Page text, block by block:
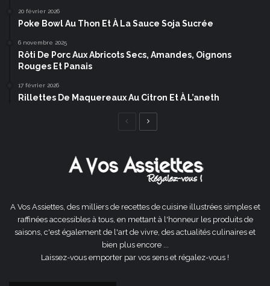
20 février 2026
Poke Bowl Au Thon Et À La Sauce Soja Sucrée
6 novembre 2025
Rôti De Porc Aux Abricots Secs, Amandes, Oignons
Rouges Et Panais
17 février 2026
Rillettes De Maquereaux Au Citron Et À L’aneth
Page
A Vos Assiettes, des milliers de recettes de cuisine illustrées simples et
raffinées accessibles à tous, en mettant à l'honneur les produits de
saisons, c'est également de l'art de vivre, des actualités culinaires et
bien plus encore ...
Laissez-vous emporter par vos sens et régalez-vous !